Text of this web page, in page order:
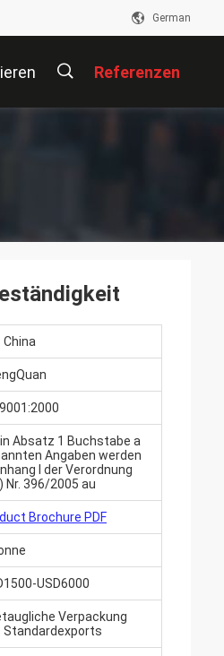
German
Referenzen
China
in Absatz 1 Buchstabe a
Angaben werden
I der Verordnung
Nr. 396/2005 au
Brochure PDF
USD6000
Verpackung
Standardexports